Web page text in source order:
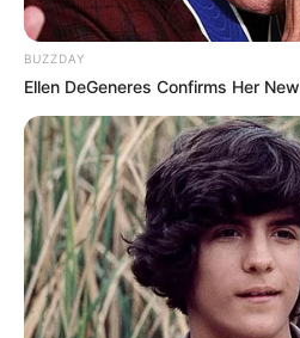
BUZZDAY
Ellen DeGeneres Confirms Her